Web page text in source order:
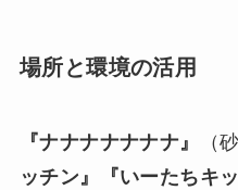
場所と環境の活用
『ナナナナナナナ』 （
ッチン』『いーたちキ